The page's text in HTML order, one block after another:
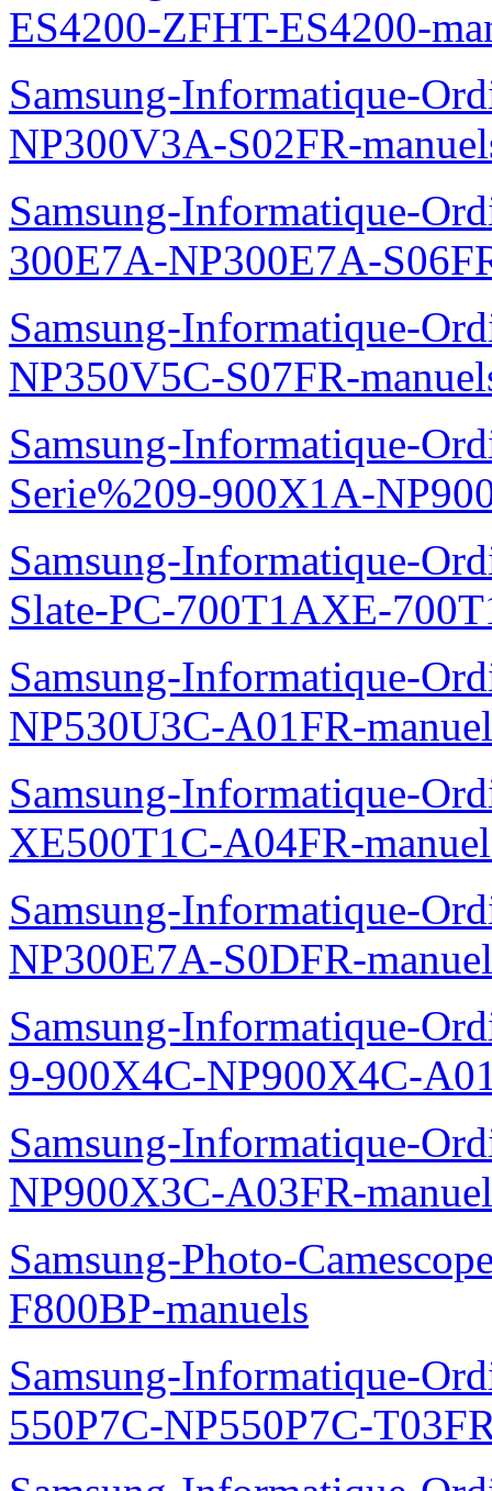
Samsung-Stockage-
Samsung-Telephone-
manuels
Samsung-TV-Audio-
ES4200-ZFHT-ES4200-
Samsung-Informatique-
NP300V3A-S02FR-
Samsung-Informatique-
300E7A-NP300E7A-
Samsung-Informatique-
NP350V5C-S07FR-
Samsung-Informatique-
Serie%209-900X1A-
Samsung-Informatique-
Slate-PC-700T1AXE-
Samsung-Informatique-
NP530U3C-A01FR-
Samsung-Informatique-
XE500T1C-A04FR-
Samsung-Informatique-
NP300E7A-S0DFR-
Samsung-Informatique-
9-900X4C-NP900X4C-
Samsung-Informatique-
NP900X3C-A03FR-